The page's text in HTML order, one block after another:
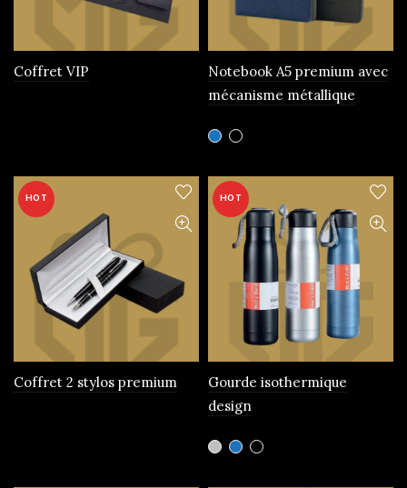
Coffret VIP
Notebook A5 premium avec
mécanisme métallique
Ce
produit
plusieurs
variations.
options
choisies
page
du
produit
HOT
Coffret 2 stylos premium
HOT
Gourde isothermique
design
Ce
produit